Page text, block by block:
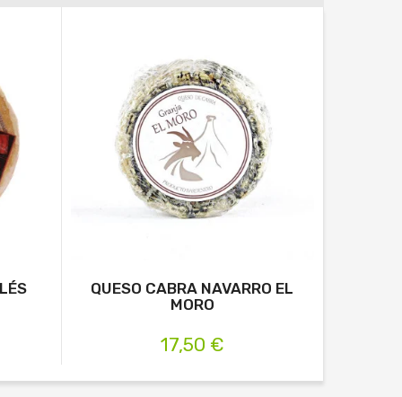
QUESO CABRA NAVARRO EL
MORO
17,50 €